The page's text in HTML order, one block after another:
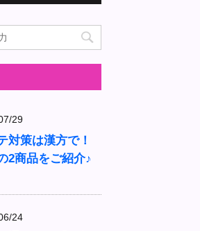
29
対策は漢方で！
2商品をご紹介♪
24